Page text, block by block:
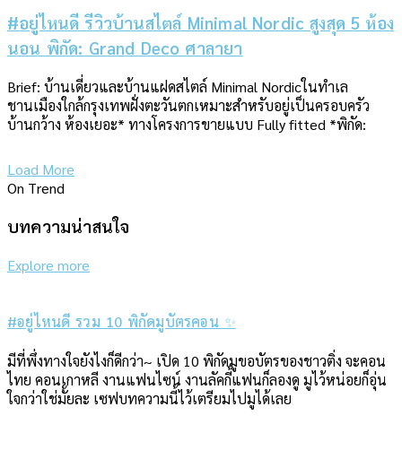
#อยู่ไหนดี รีวิวบ้านสไตล์ Minimal Nordic สูงสุด 5 ห้อง
นอน พิกัด: Grand Deco ศาลายา
Brief: บ้านเดี่ยวและบ้านแฝดสไตล์ Minimal Nordicในทำเล
ชานเมืองใกล้กรุงเทพฝั่งตะวันตกเหมาะสำหรับอยู่เป็นครอบครัว
บ้านกว้าง ห้องเยอะ* ทางโครงการขายแบบ Fully fitted *พิกัด:
Load More
On Trend
บทความน่าสนใจ
Explore more
#อยู่ไหนดี รวม 10 พิกัดมูบัตรคอน ✨
มีที่พึ่งทางใจยังไงก็ดีกว่า~ เปิด 10 พิกัดมูขอบัตรของชาวติ่ง จะคอน
ไทย คอนเกาหลี งานแฟนไซน์ งานลัคกี้แฟนก็ลองดู มูไว้หน่อยก็อุ่น
ใจกว่าใช่มั้ยละ เซฟบทความนี้ไว้เตรียมไปมูได้เลย